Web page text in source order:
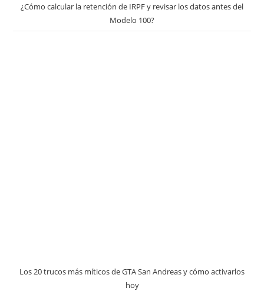
¿Cómo calcular la retención de IRPF y revisar los datos antes del
Modelo 100?
Los 20 trucos más míticos de GTA San Andreas y cómo activarlos
hoy